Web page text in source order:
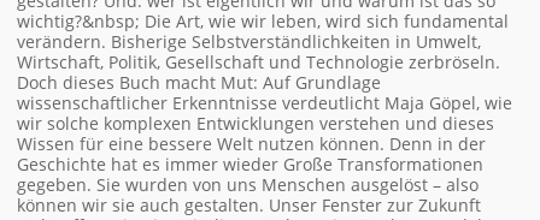
wichtig?&nbsp; Die Art, wie wir leben, wird sich fundamental
verändern. Bisherige Selbstverständlichkeiten in Umwelt,
Wirtschaft, Politik, Gesellschaft und Technologie zerbröseln.
Doch dieses Buch macht Mut: Auf Grundlage
wissenschaftlicher Erkenntnisse verdeutlicht Maja Göpel, wie
wir solche komplexen Entwicklungen verstehen und dieses
Wissen für eine bessere Welt nutzen können. Denn in der
Geschichte hat es immer wieder Große Transformationen
gegeben. Sie wurden von uns Menschen ausgelöst – also
können wir sie auch gestalten. Unser Fenster zur Zukunft